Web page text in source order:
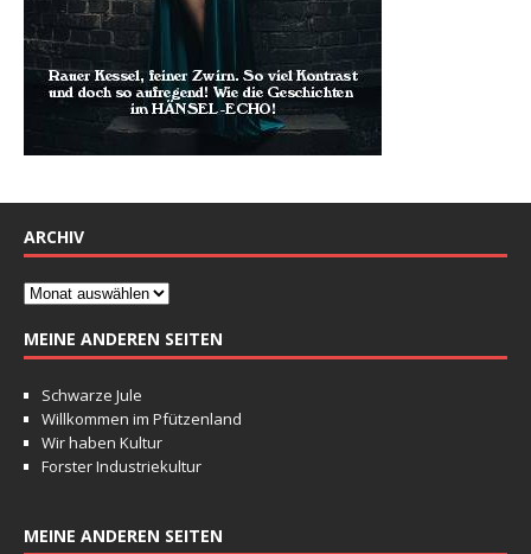
ARCHIV
MEINE ANDEREN SEITEN
Schwarze Jule
Willkommen im Pfützenland
Wir haben Kultur
Forster Industriekultur
MEINE ANDEREN SEITEN